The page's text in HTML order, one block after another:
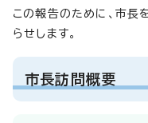
この報告のために、市長
らせします。
市長訪問概要